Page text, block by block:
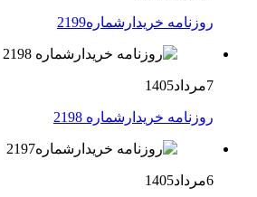
روزنامه خریدارشماره2199
7مرداد1405
روزنامه خریدارشماره 2198
6مرداد1405